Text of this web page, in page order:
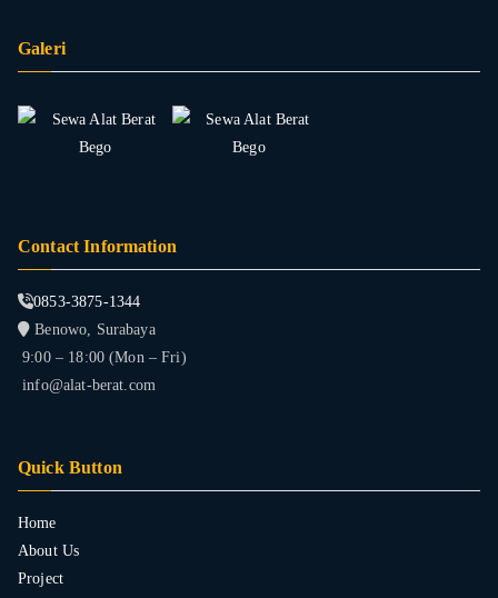
Galeri
Contact Information
0853-3875-1344
Benowo, Surabaya
9:00 – 18:00 (Mon – Fri)
info@alat-berat.com
Quick Button
Home
About Us
Project